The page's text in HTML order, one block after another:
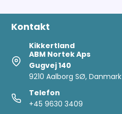
Kontakt
Kikkertland
ABM Nortek Aps
Gugvej 140
9210 Aalborg SØ, Danmark
Telefon
+45 9630 3409